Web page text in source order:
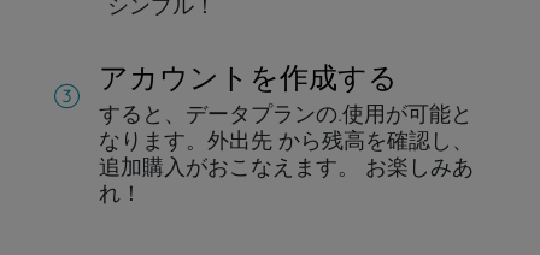
アカウントを作成する
すると、データプランの.使用が可能と
なります。 外出先 から残高を確認し、
追加購入がおこなえます。
お楽しみあ
れ！